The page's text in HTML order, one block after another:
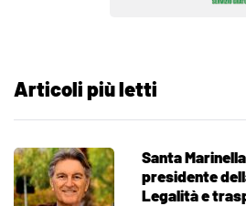
Articoli più letti
Santa
presidente
Legalità e